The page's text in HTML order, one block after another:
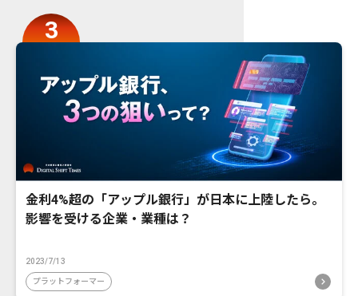
金利4%超の「アップル銀行」が日本に上陸したら。
影響を受ける企業・業種は？
2023/7/13
プラットフォーマー